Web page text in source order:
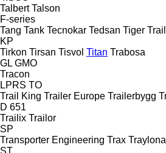
Talbert Talson
F-series
Tang Tank Tecnokar Tedsan Tiger
KP
Tirkon Tirsan Tisvol Titan Trabosa
GL GMO
Tracon
LPRS TO
Trail King Trailer Europe Trailerbygg
D 651
Trailix Trailor
SP
Transporter Engineering Trax Traylona
ST